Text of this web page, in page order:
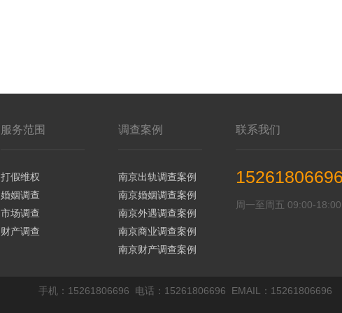
服务范围
打假维权
婚姻调查
市场调查
财产调查
调查案例
南京出轨调查案例
南京婚姻调查案例
南京外遇调查案例
南京商业调查案例
南京财产调查案例
联系我们
周一至周五 09:00-18:00
手机：15261806696 电话：15261806696 EMAIL：15261806696